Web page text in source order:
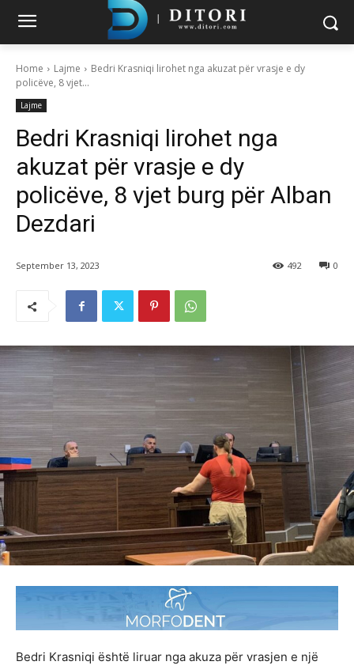
Home Lajme
Bedri Krasniqi lirohet nga akuzat për vrasje e dy
policëve, 8 vjet...
Lajme
Bedri Krasniqi lirohet nga
akuzat për vrasje e dy
policëve, 8 vjet burg për Alban
Dezdari
September 13, 2023 0
492
Bedri Krasniqi është liruar nga akuza për vrasjen e një